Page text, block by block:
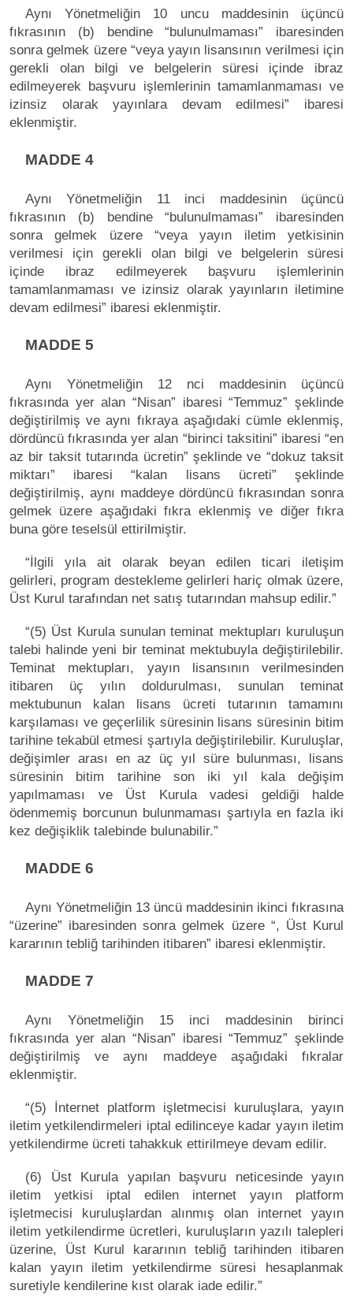
Aynı Yönetmeliğin 10 uncu maddesinin üçüncü
fıkrasının (b) bendine “bulunulmaması” ibaresinden
sonra gelmek üzere “veya yayın lisansının verilmesi için
gerekli olan bilgi ve belgelerin süresi içinde ibraz
edilmeyerek başvuru işlemlerinin tamamlanmaması ve
izinsiz olarak yayınlara devam edilmesi” ibaresi
eklenmiştir.
MADDE 4
Aynı Yönetmeliğin 11 inci maddesinin üçüncü
fıkrasının (b) bendine “bulunulmaması” ibaresinden
sonra gelmek üzere “veya yayın iletim yetkisinin
verilmesi için gerekli olan bilgi ve belgelerin süresi
içinde ibraz edilmeyerek başvuru işlemlerinin
tamamlanmaması ve izinsiz olarak yayınların iletimine
devam edilmesi” ibaresi eklenmiştir.
MADDE 5
Aynı Yönetmeliğin 12 nci maddesinin üçüncü
fıkrasında yer alan “Nisan” ibaresi “Temmuz” şeklinde
değiştirilmiş ve aynı fıkraya aşağıdaki cümle eklenmiş,
dördüncü fıkrasında yer alan “birinci taksitini” ibaresi “en
az bir taksit tutarında ücretin” şeklinde ve “dokuz taksit
miktarı” ibaresi “kalan lisans ücreti” şeklinde
değiştirilmiş, aynı maddeye dördüncü fıkrasından sonra
gelmek üzere aşağıdaki fıkra eklenmiş ve diğer fıkra
buna göre teselsül ettirilmiştir.
“İlgili yıla ait olarak beyan edilen ticari iletişim
gelirleri, program destekleme gelirleri hariç olmak üzere,
Üst Kurul tarafından net satış tutarından mahsup edilir.”
“(5) Üst Kurula sunulan teminat mektupları kuruluşun
talebi halinde yeni bir teminat mektubuyla değiştirilebilir.
Teminat mektupları, yayın lisansının verilmesinden
itibaren üç yılın doldurulması, sunulan teminat
mektubunun kalan lisans ücreti tutarının tamamını
karşılaması ve geçerlilik süresinin lisans süresinin bitim
tarihine tekabül etmesi şartıyla değiştirilebilir. Kuruluşlar,
değişimler arası en az üç yıl süre bulunması, lisans
süresinin bitim tarihine son iki yıl kala değişim
yapılmaması ve Üst Kurula vadesi geldiği halde
ödenmemiş borcunun bulunmaması şartıyla en fazla iki
kez değişiklik talebinde bulunabilir.”
MADDE 6
Aynı Yönetmeliğin 13 üncü maddesinin ikinci fıkrasına
“üzerine” ibaresinden sonra gelmek üzere “, Üst Kurul
kararının tebliğ tarihinden itibaren” ibaresi eklenmiştir.
MADDE 7
Aynı Yönetmeliğin 15 inci maddesinin birinci
fıkrasında yer alan “Nisan” ibaresi “Temmuz” şeklinde
değiştirilmiş ve aynı maddeye aşağıdaki fıkralar
eklenmiştir.
“(5) İnternet platform işletmecisi kuruluşlara, yayın
iletim yetkilendirmeleri iptal edilinceye kadar yayın iletim
yetkilendirme ücreti tahakkuk ettirilmeye devam edilir.
(6) Üst Kurula yapılan başvuru neticesinde yayın
iletim yetkisi iptal edilen internet yayın platform
işletmecisi kuruluşlardan alınmış olan internet yayın
iletim yetkilendirme ücretleri, kuruluşların yazılı talepleri
üzerine, Üst Kurul kararının tebliğ tarihinden itibaren
kalan yayın iletim yetkilendirme süresi hesaplanmak
suretiyle kendilerine kıst olarak iade edilir.”